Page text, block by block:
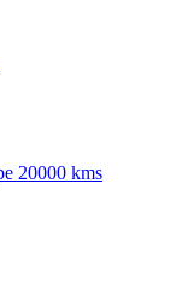
20000 kms